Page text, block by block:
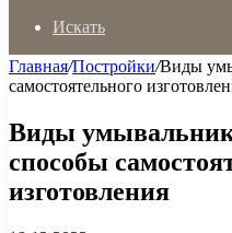
Искать
Главная/Постройки/Виды
самостоятельного
Виды
способы
изготовления